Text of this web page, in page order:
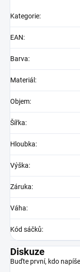
Kategorie:
EAN:
Barva:
Materiál :
Objem:
Šířka:
Hloubka:
Výška:
Záruka:
Váha:
Kód sáčků:
Diskuze
Buďte první, kdo